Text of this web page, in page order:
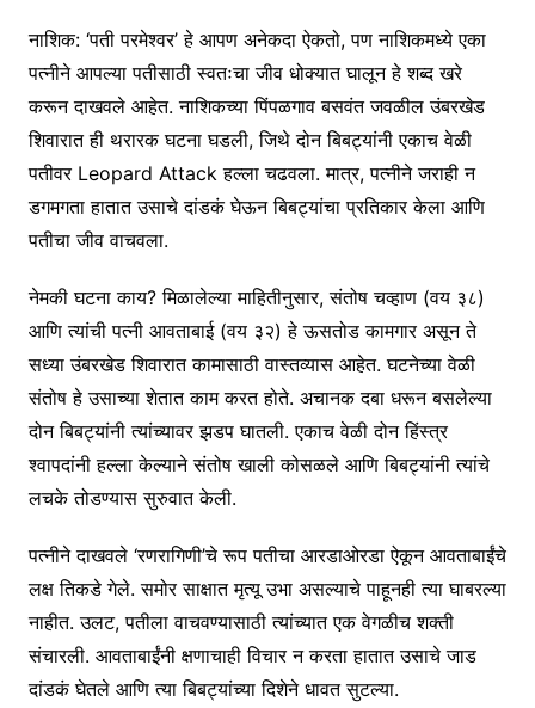
नाशिक: ‘पती परमेश्वर’ हे आपण अनेकदा ऐकतो, पण नाशिकमध्ये एका
पत्नीने आपल्या पतीसाठी स्वतःचा जीव धोक्यात घालून हे शब्द खरे
करून दाखवले आहेत. नाशिकच्या पिंपळगाव बसवंत जवळील उंबरखेड
शिवारात ही थरारक घटना घडली, जिथे दोन बिबट्यांनी एकाच वेळी
पतीवर Leopard Attack हल्ला चढवला. मात्र, पत्नीने जराही न
डगमगता हातात उसाचे दांडकं घेऊन बिबट्यांचा प्रतिकार केला आणि
पतीचा जीव वाचवला.
नेमकी घटना काय? मिळालेल्या माहितीनुसार, संतोष चव्हाण (वय ३८)
आणि त्यांची पत्नी आवताबाई (वय ३२) हे ऊसतोड कामगार असून ते
सध्या उंबरखेड शिवारात कामासाठी वास्तव्यास आहेत. घटनेच्या वेळी
संतोष हे उसाच्या शेतात काम करत होते. अचानक दबा धरून बसलेल्या
दोन बिबट्यांनी त्यांच्यावर झडप घातली. एकाच वेळी दोन हिंस्त्र
श्वापदांनी हल्ला केल्याने संतोष खाली कोसळले आणि बिबट्यांनी त्यांचे
लचके तोडण्यास सुरुवात केली.
पत्नीने दाखवले ‘रणरागिणी’चे रूप पतीचा आरडाओरडा ऐकून आवताबाईंचे
लक्ष तिकडे गेले. समोर साक्षात मृत्यू उभा असल्याचे पाहूनही त्या घाबरल्या
नाहीत. उलट, पतीला वाचवण्यासाठी त्यांच्यात एक वेगळीच शक्ती
संचारली. आवताबाईंनी क्षणाचाही विचार न करता हातात उसाचे जाड
दांडकं घेतले आणि त्या बिबट्यांच्या दिशेने धावत सुटल्या.